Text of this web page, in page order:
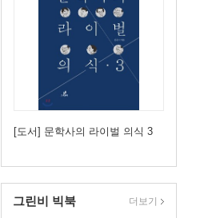
[도서] 문학사의 라이벌 의식 3
그린비 빅북 더보기